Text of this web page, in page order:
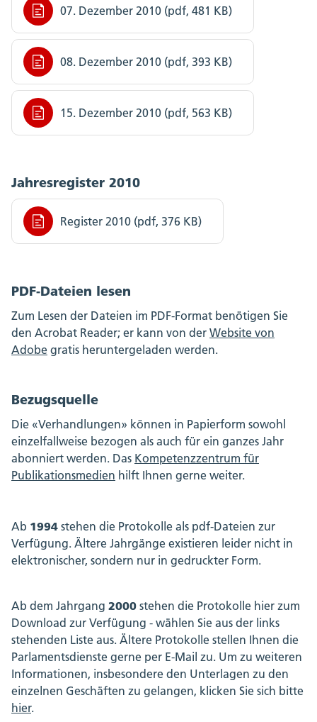
07. Dezember 2010 (pdf, 481 KB)
08. Dezember 2010 (pdf, 393 KB)
15. Dezember 2010 (pdf, 563 KB)
Jahresregister 2010
Register 2010 (pdf, 376 KB)
PDF-Dateien lesen
Zum Lesen der Dateien im PDF-Format benötigen Sie
den Acrobat Reader; er kann von der Website von
Adobe gratis heruntergeladen werden.
Bezugsquelle
Die «Verhandlungen» können in Papierform sowohl
einzelfallweise bezogen als auch für ein ganzes Jahr
abonniert werden. Das Kompetenzzentrum für
Publikationsmedien hilft Ihnen gerne weiter.
Ab 1994 stehen die Protokolle als pdf-Dateien zur
Verfügung. Ältere Jahrgänge existieren leider nicht in
elektronischer, sondern nur in gedruckter Form.
Ab dem Jahrgang 2000 stehen die Protokolle hier zum
Download zur Verfügung - wählen Sie aus der links
stehenden Liste aus. Ältere Protokolle stellen Ihnen die
Parlamentsdienste gerne per E-Mail zu. Um zu weiteren
Informationen, insbesondere den Unterlagen zu den
einzelnen Geschäften zu gelangen, klicken Sie sich bitte
hier.